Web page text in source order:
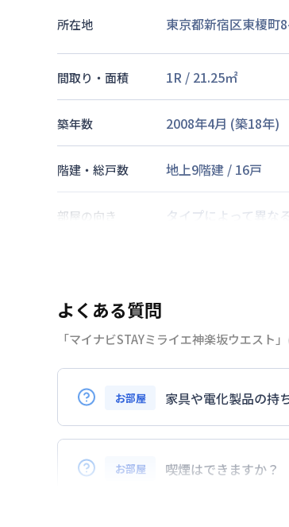
所在地 東京都新宿区東榎町
間取り・面積 1R / 21.25㎡
築年数 2008年4月 (築18年)
階建・総戸数 地上9階建 / 16戸
部屋の向き タイプによって異なる
駐車場
よくある質問
「マイナビSTAYミライエ神楽坂ウエスト
お部屋
家具や電化製品の持
お持ち込みいただけます。
また、お持ち込みいただいた
お部屋
喫煙はできますか？